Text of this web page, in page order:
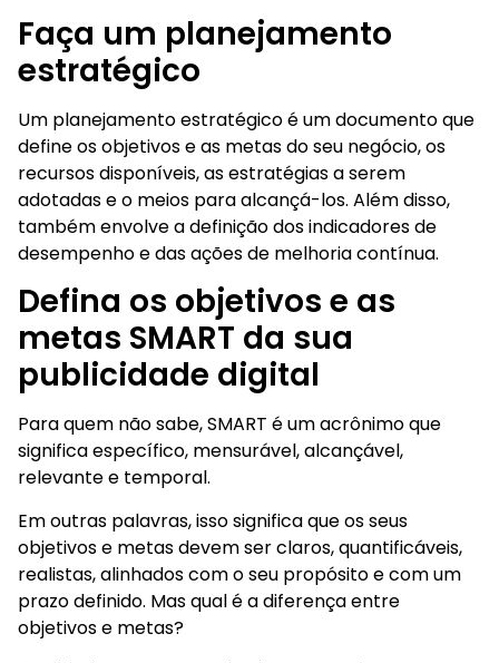
Faça um planejamento
estratégico
Um planejamento estratégico é um documento que
define os objetivos e as metas do seu negócio, os
recursos disponíveis, as estratégias a serem
adotadas e o meios para alcançá-los. Além disso,
também envolve a definição dos indicadores de
desempenho e das ações de melhoria contínua.
Defina os objetivos e as
metas SMART da sua
publicidade digital
Para quem não sabe, SMART é um acrônimo que
significa específico, mensurável, alcançável,
relevante e temporal.
Em outras palavras, isso significa que os seus
objetivos e metas devem ser claros, quantificáveis,
realistas, alinhados com o seu propósito e com um
prazo definido. Mas qual é a diferença entre
objetivos e metas?